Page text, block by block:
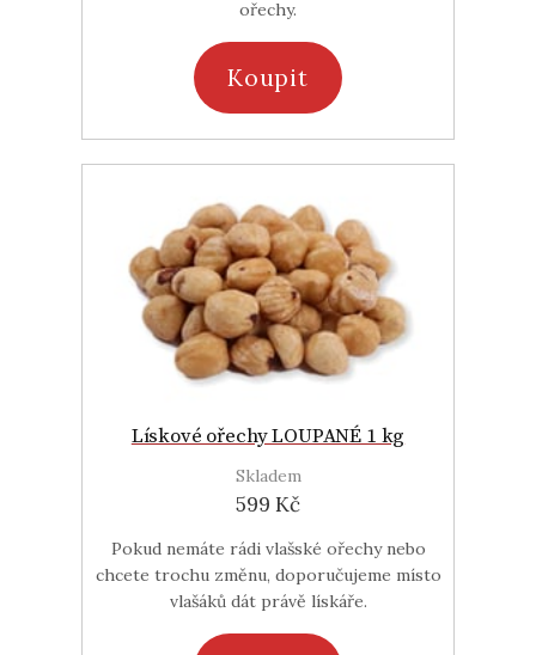
ořechy.
Koupit
Lískové ořechy LOUPANÉ 1 kg
Skladem
599 Kč
Pokud nemáte rádi vlašské ořechy nebo
chcete trochu změnu, doporučujeme místo
vlašáků dát právě lískáře.